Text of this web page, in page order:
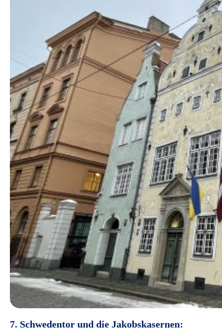
7. Schwedentor und die Jakobskasernen: